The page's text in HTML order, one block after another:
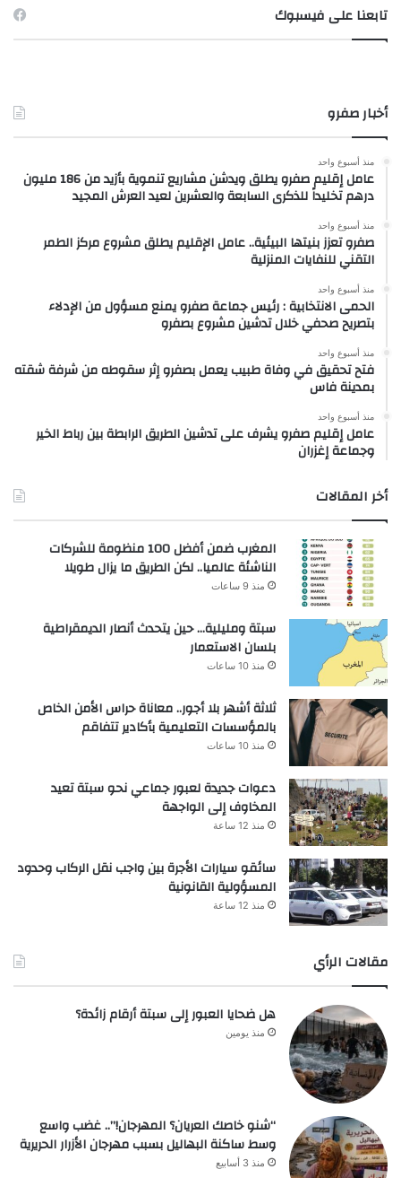
تابعنا على فيسبوك
أخبار صفرو
منذ أسبوع واحد
عامل إقليم صفرو يطلق ويدشن مشاريع تنموية بأزيد من 186 مليون
درهم تخليداً للذكرى السابعة والعشرين لعيد العرش المجيد
منذ أسبوع واحد
صفرو تعزز بنيتها البيئية.. عامل الإقليم يطلق مشروع مركز الطمر
التقني للنفايات المنزلية
منذ أسبوع واحد
الحمى الانتخابية : رئيس جماعة صفرو يمنع مسؤول من الإدلاء
بتصريح صحفي خلال تدشين مشروع بصفرو
منذ أسبوع واحد
فتح تحقيق في وفاة طبيب يعمل بصفرو إثر سقوطه من شرفة شقته
بمدينة فاس
منذ أسبوع واحد
عامل إقليم صفرو يشرف على تدشين الطريق الرابطة بين رباط الخير
وجماعة إغزران
أخر المقالات
المغرب ضمن أفضل 100 منظومة للشركات
الناشئة عالميا.. لكن الطريق ما يزال طويلا
منذ 9 ساعات
سبتة ومليلية… حين يتحدث أنصار الديمقراطية
بلسان الاستعمار
منذ 10 ساعات
ثلاثة أشهر بلا أجور.. معاناة حراس الأمن الخاص
بالمؤسسات التعليمية بأكادير تتفاقم
منذ 10 ساعات
دعوات جديدة لعبور جماعي نحو سبتة تعيد
المخاوف إلى الواجهة
منذ 12 ساعة
سائقو سيارات الأجرة بين واجب نقل الركاب وحدود
المسؤولية القانونية
منذ 12 ساعة
مقالات الرأي
هل ضحايا العبور إلى سبتة أرقام زائدة؟
منذ يومين
“شنو خاصك العريان؟ المهرجان!”.. غضب واسع
وسط ساكنة البهاليل بسبب مهرجان الأزرار الحريرية
منذ 3 أسابيع